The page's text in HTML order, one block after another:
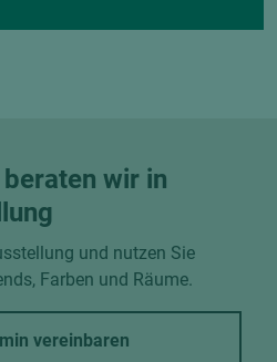
wir in
und nutzen Sie
Farben und Räume.
vereinbaren